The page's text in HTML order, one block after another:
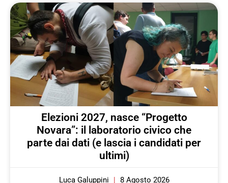
Elezioni 2027, nasce “Progetto
Novara”: il laboratorio civico che
parte dai dati (e lascia i candidati per
ultimi)
Luca Galuppini 8 Agosto 2026